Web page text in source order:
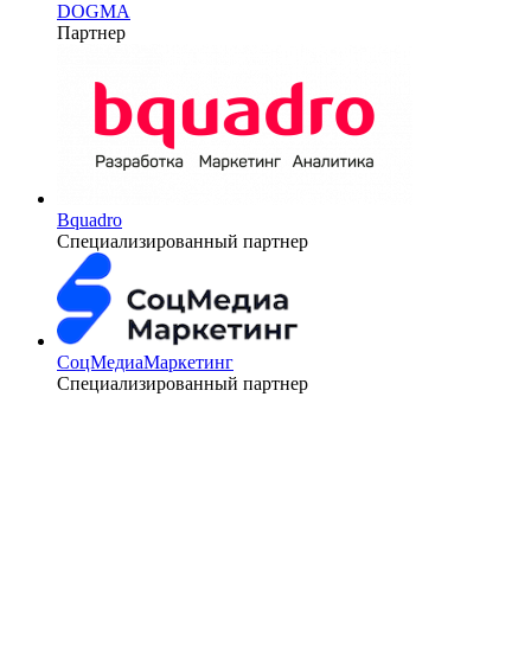
DOGMA
Партнер
Bquadro
Специализированный партнер
СоцМедиаМаркетинг
Специализированный партнер